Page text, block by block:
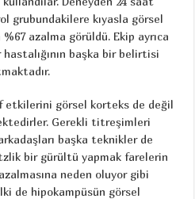
grubundakilere kıyasla görsel
azalma görüldü. Ekip ayrıca
başka bir belirtisi
etkilerini görsel korteks de değil
Gerekli titreşimleri
başka teknikler de
bir gürültü yapmak farelerin
neden oluyor gibi
de hipokampüsün görsel